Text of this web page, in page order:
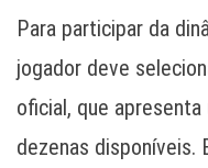
Para participar da
jogador deve
oficial, que
dezenas disponíveis.